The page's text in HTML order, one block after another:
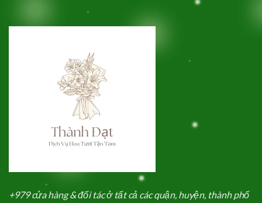
+979 cửa hàng & đối tác ở tất cả các quận, huyện, thành phố